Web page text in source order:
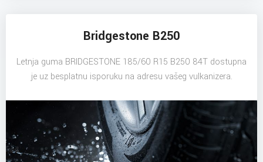
Bridgestone B250
Letnja guma BRIDGESTONE 185/60 R15 B250 84T dostupna
je uz besplatnu isporuku na adresu vašeg vulkanizera.